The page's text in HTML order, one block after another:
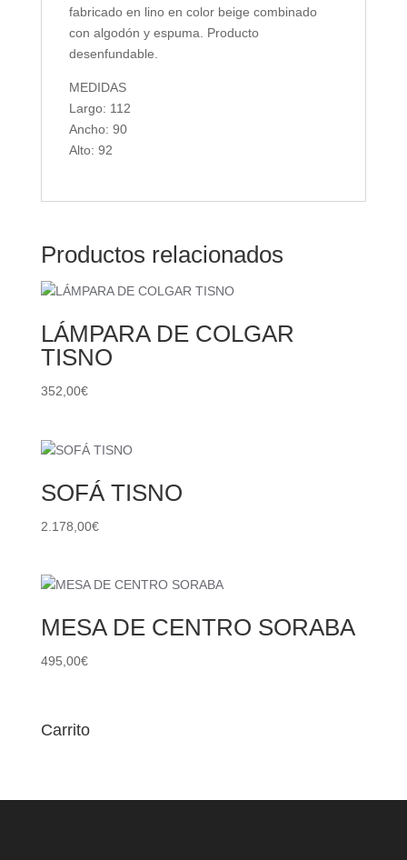
fabricado en lino en color beige combinado
con algodón y espuma. Producto
desenfundable.
MEDIDAS
Largo: 112
Ancho: 90
Alto: 92
Productos relacionados
LÁMPARA DE COLGAR
TISNO
352,00€
SOFÁ TISNO
2.178,00€
MESA DE CENTRO SORABA
495,00€
Carrito